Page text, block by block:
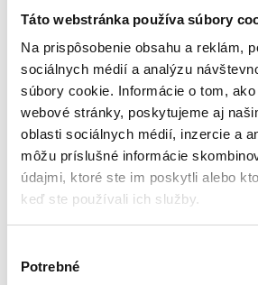
Táto webstránka používa súbory
Na prispôsobenie obsahu a reklám,
sociálnych médií a analýzu
súbory cookie. Informácie o tom,
webové stránky, poskytujeme aj
oblasti sociálnych médií, inzercie a
môžu príslušné informácie
údajmi, ktoré ste im poskytli alebo
keď ste používali ich služby.
súhlasu
Potrebné